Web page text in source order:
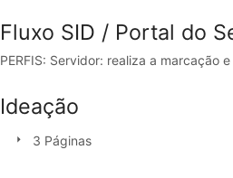
Fluxo SID / Portal do
PERFIS: Servidor: realiza a
Ideação
3 Páginas